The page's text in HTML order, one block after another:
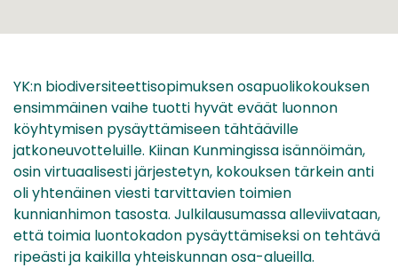
YK:n biodiversiteettisopimuksen osapuolikokouksen
ensimmäinen vaihe tuotti hyvät eväät luonnon
köyhtymisen pysäyttämiseen tähtääville
jatkoneuvotteluille. Kiinan Kunmingissa isännöimän,
osin virtuaalisesti järjestetyn, kokouksen tärkein anti
oli yhtenäinen viesti tarvittavien toimien
kunnianhimon tasosta. Julkilausumassa alleviivataan,
että toimia luontokadon pysäyttämiseksi on tehtävä
ripeästi ja kaikilla yhteiskunnan osa-alueilla.